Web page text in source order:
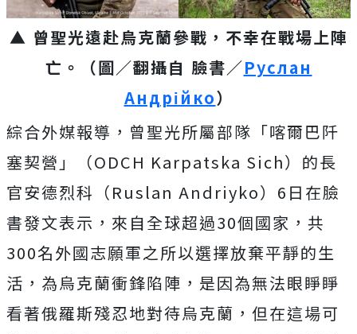
▲ 曾聖光遠赴烏克蘭參戰，不幸在戰場上陣
亡。（圖／翻攝自 臉書／Руслан
Андрійко）
綜合外媒報導，曾聖光所屬部隊「喀爾巴阡
塞契營」（ODCH Karpatska Sich）的長
官安德烈科（Ruslan Andriyko）6日在臉
書發文表示，來自全球超過30個國家，共
300名外國志願軍之所以選擇放棄平靜的生
活，為烏克蘭衝鋒陷陣，是因為無法眼睜睜
看著俄羅斯殘忍地對待烏克蘭，但在這場可